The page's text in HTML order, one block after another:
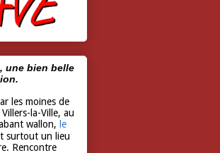
une bien belle
les moines de
Villers-la-Ville, au
wallon, le
surtout un lieu
Rencontre